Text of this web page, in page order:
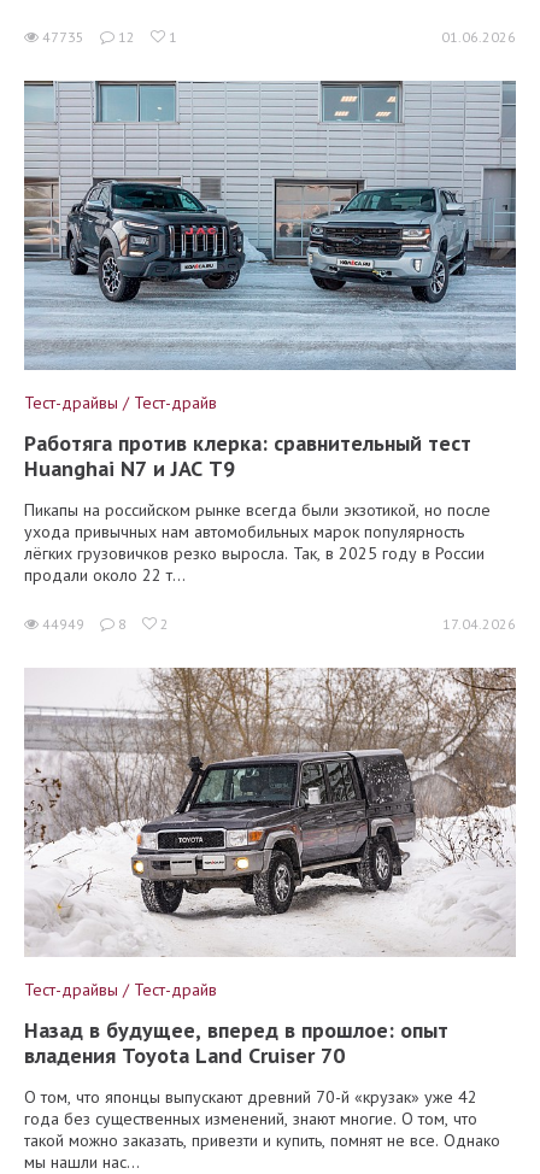
47735 12 1 01.06.2026
Тест-драйвы / Тест-драйв
Работяга против клерка: сравнительный тест
Huanghai N7 и JAC T9
Пикапы на российском рынке всегда были экзотикой, но после
ухода привычных нам автомобильных марок популярность
лёгких грузовичков резко выросла. Так, в 2025 году в России
продали около 22 т...
44949 8 2 17.04.2026
Тест-драйвы / Тест-драйв
Назад в будущее, вперед в прошлое: опыт
владения Toyota Land Cruiser 70
О том, что японцы выпускают древний 70-й «крузак» уже 42
года без существенных изменений, знают многие. О том, что
такой можно заказать, привезти и купить, помнят не все. Однако
мы нашли нас...